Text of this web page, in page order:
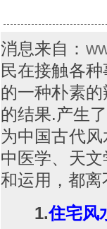
消息来自：
民在接触各
的一种朴素
的结果.产生
为中国古代
中医学、天
和运用，都
1.住宅风